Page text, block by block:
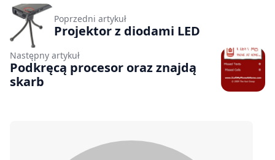
Poprzedni artykuł
Projektor z diodami LED
Następny artykuł
Podkręcą procesor oraz znajdą
skarb